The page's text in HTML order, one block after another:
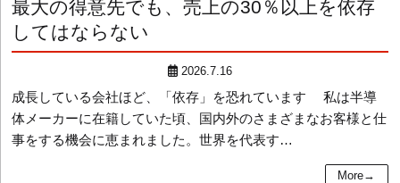
最大の得意先でも、売上の30％以上を依存
してはならない
2026.7.16
成長している会社ほど、「依存」を恐れています 私は半導
体メーカーに在籍していた頃、国内外のさまざまなお客様と仕
事をする機会に恵まれました。世界を代表す…
More→